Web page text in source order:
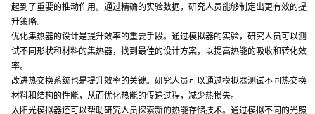
起到了重要的推动作用。通过精确的实验数据，研究人员能够制定出更有效的提
升策略。
优化集热器的设计是提升效率的重要手段。通过模拟器的实验，研究人员可以测
试不同形状和材料的集热器，找到最佳的设计方案，以提高热能的吸收和转化效
率。
改进热交换系统也是提升效率的关键。研究人员可以通过模拟器测试不同热交换
材料和结构的性能，从而优化热能的传递过程，减少热损失。
太阳光模拟器还可以帮助研究人员探索新的热能存储技术。通过模拟不同的光照